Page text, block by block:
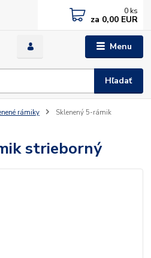
Menu
Hľadať
0 ks
za 0,00 EUR
rámiky
Sklenený 5-rámik
strieborný